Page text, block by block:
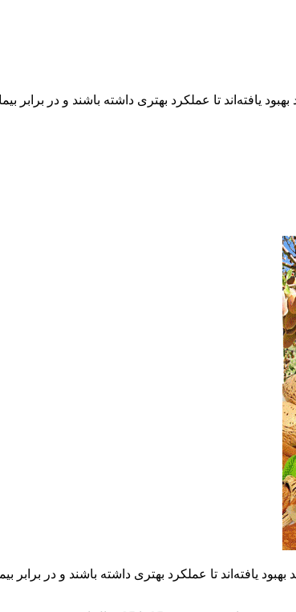
یافته‌اند تا عملکرد بهتری داشته باشند و در برابر
یافته‌اند تا عملکرد بهتری داشته باشند و در برابر